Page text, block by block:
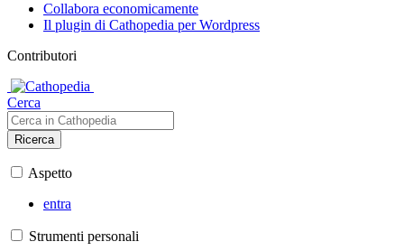
Collabora economicamente
Il plugin di Cathopedia per Wordpress
Contributori
Cerca
Ricerca
Aspetto
entra
Strumenti personali